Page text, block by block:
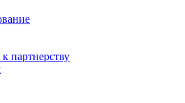
партнерству